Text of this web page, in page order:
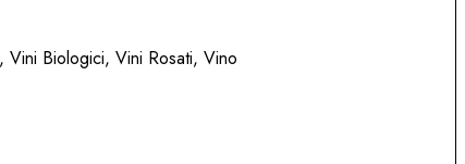
,Vini Biologici,Vini Rosati,Vino